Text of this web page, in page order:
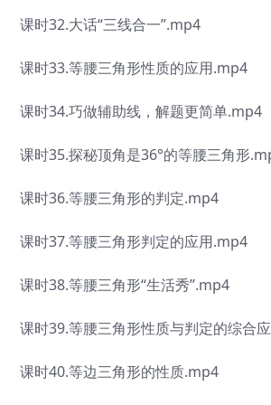
课时32.大话“三线合一”.mp4
课时33.等腰三角形性质的应用.mp4
课时34.巧做辅助线，解题更简单.mp4
课时35.探秘顶角是36°的等腰三角形
课时36.等腰三角形的判定.mp4
课时37.等腰三角形判定的应用.mp4
课时38.等腰三角形“生活秀”.mp4
课时39.等腰三角形性质与判定的综合
课时40.等边三角形的性质.mp4